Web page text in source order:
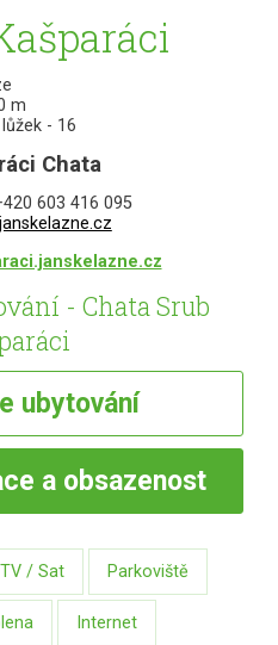
m
- 16
Chata
603 416 095
- Chata Srub
ubytování
a obsazenost
TV / Sat Parkoviště
Internet